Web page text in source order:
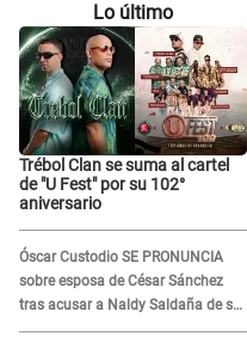
Lo último
Trébol Clan se suma al cartel
de "U Fest" por su 102°
aniversario
Óscar Custodio SE PRONUNCIA
sobre esposa de César Sánchez
tras acusar a Naldy Saldaña de ser
PAREJA del músico: "Lo dejo en